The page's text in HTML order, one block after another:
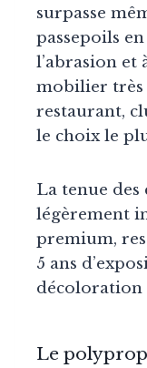
surpasse
passepoils
l’abrasion et
mobilier très
restaurant,
le choix le
La tenue des
légèrement
premium,
5 ans
décoloration
Le